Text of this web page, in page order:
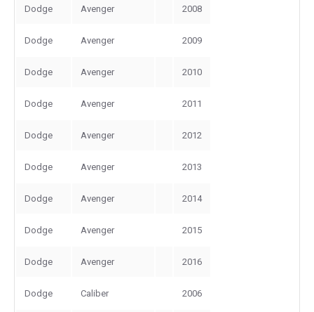
Dodge Avenger 2008
Dodge Avenger 2009
Dodge Avenger 2010
Dodge Avenger 2011
Dodge Avenger 2012
Dodge Avenger 2013
Dodge Avenger 2014
Dodge Avenger 2015
Dodge Avenger 2016
Dodge Caliber 2006